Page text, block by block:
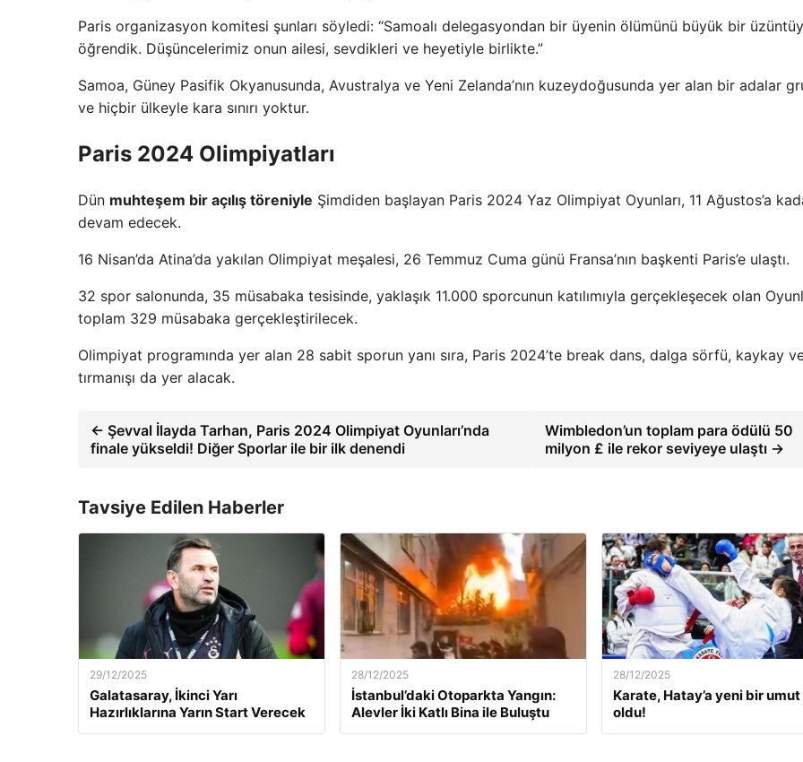
Paris organizasyon komitesi şunları söyledi: “Samoalı delegasyondan bir üyenin ölümünü büyük bir
öğrendik. Düşüncelerimiz onun ailesi, sevdikleri ve heyetiyle birlikte.”
Samoa, Güney Pasifik Okyanusunda, Avustralya ve Yeni Zelanda’nın kuzeydoğusunda yer alan bir adalar
ve hiçbir ülkeyle kara sınırı yoktur.
Paris 2024 Olimpiyatları
Dün muhteşem bir açılış töreniyle Şimdiden başlayan Paris 2024 Yaz Olimpiyat Oyunları, 11 Ağustos’a
devam edecek.
16 Nisan’da Atina’da yakılan Olimpiyat meşalesi, 26 Temmuz Cuma günü Fransa’nın başkenti Paris’e ulaştı.
32 spor salonunda, 35 müsabaka tesisinde, yaklaşık 11.000 sporcunun katılımıyla gerçekleşecek olan
toplam 329 müsabaka gerçekleştirilecek.
Olimpiyat programında yer alan 28 sabit sporun yanı sıra, Paris 2024’te break dans, dalga sörfü, kaykay
tırmanışı da yer alacak.
← Şevval İlayda Tarhan, Paris 2024 Olimpiyat Oyunları’nda
finale yükseldi! Diğer Sporlar ile bir ilk denendi
Wimbledon’un toplam para ödülü 50
milyon £ ile rekor seviyeye ulaştı →
Tavsiye Edilen Haberler
29/12/2025
Galatasaray, İkinci Yarı
Hazırlıklarına Yarın Start Verecek
28/12/2025
İstanbul’daki Otoparkta Yangın:
Alevler İki Katlı Bina ile Buluştu
28/12/2025
Karate, Hatay’a yeni bir umut
oldu!